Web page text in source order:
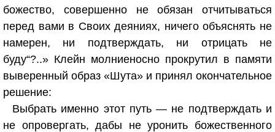
божество, совершенно не обязан отчитываться
перед вами в Своих деяниях, ничего объяснять не
намерен, ни подтверждать, ни отрицать не
буду“?..» Клейн молниеносно прокрутил в памяти
выверенный образ «Шута» и принял окончательное
решение:
Выбрать именно этот путь — не подтверждать и
не опровергать, дабы не уронить божественного